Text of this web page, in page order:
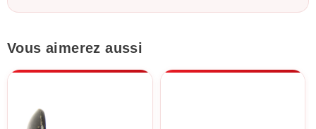
Vous aimerez aussi